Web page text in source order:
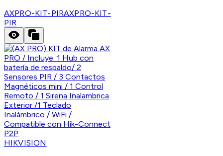
AXPRO-KIT-PIRAXPRO-KIT-
PIR
HIKVISION